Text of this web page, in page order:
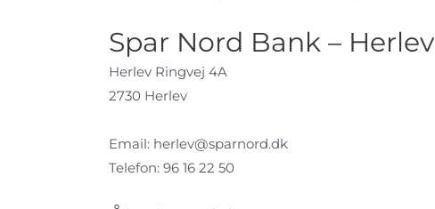
Spar Nord Bank – Herlev
Herlev Ringvej 4A
2730 Herlev
Email: herlev@sparnord.dk
Telefon: 96 16 22 50